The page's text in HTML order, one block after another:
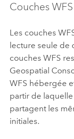
Couches WFS
Les couches
lecture seule de
couches WFS
Geospatial
WFS hébergée
partir de
partagent les
initiales.